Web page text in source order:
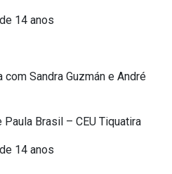
14 anos
Sandra Guzmán e André
Brasil – CEU Tiquatira
14 anos